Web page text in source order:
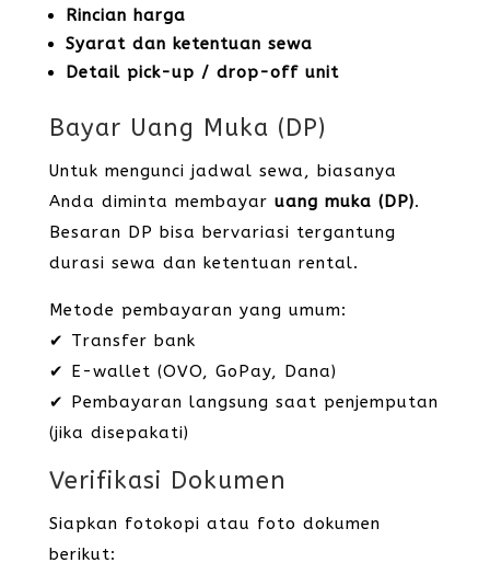
Rincian harga
Syarat dan ketentuan sewa
Detail pick-up / drop-off unit
Bayar Uang Muka (DP)
Untuk mengunci jadwal sewa, biasanya
Anda diminta membayar uang muka (DP).
Besaran DP bisa bervariasi tergantung
durasi sewa dan ketentuan rental.
Metode pembayaran yang umum:
✔ Transfer bank
✔ E-wallet (OVO, GoPay, Dana)
✔ Pembayaran langsung saat penjemputan
(jika disepakati)
Verifikasi Dokumen
Siapkan fotokopi atau foto dokumen
berikut: